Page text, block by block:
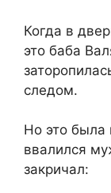
Когда в
это баба
следом.
Но это была
ввалился
закричал: